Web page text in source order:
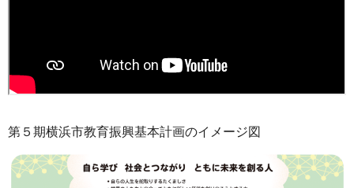
第５期横浜市教育振興基本計画のイメージ図